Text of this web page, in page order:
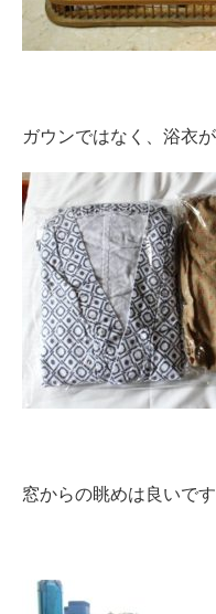
ガウンではなく、浴衣
窓からの眺めは良いです